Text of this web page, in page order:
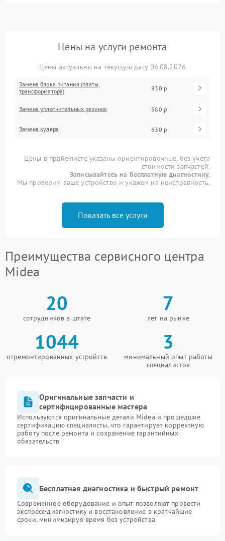
Цены на услуги ремонта
Цены актуальны на текущую дату 06.08.2026
Замена блока питания (платы,
трансформатора)
830 р
Замена уплотнительных резинок 580 р
Замена кулера 630 р
Цены в прайс-листе указаны ориентировочные, без учета
стоимости запчастей.
Записывайтесь на бесплатную диагностику.
Мы проверим ваше устройство и укажем на неисправность.
Показать все услуги
Преимущества сервисного центра
Midea
20
сотрудников в штате
7
лет на рынке
1044
отремонтированных устройств
3
минимальный опыт работы
специалистов
Оригинальные запчасти и
сертифицированные мастера
Используются оригинальные детали Midea и прошедшие
сертификацию специалисты, что гарантирует корректную
работу после ремонта и сохранение гарантийных
обязательств
Бесплатная диагностика и быстрый ремонт
Современное оборудование и опыт позволяют провести
экспресс-диагностику и восстановление в кратчайшие
сроки, минимизируя время без устройства